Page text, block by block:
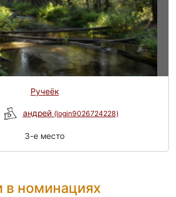
Ручеёк
андрей (login9026724228)
3-e место
в номинациях